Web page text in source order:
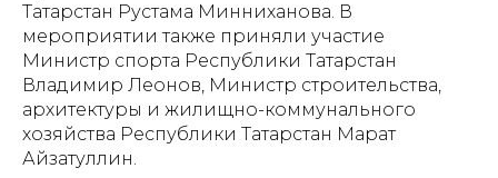
Татарстан Рустама Минниханова. В
мероприятии также приняли участие
Министр спорта Республики Татарстан
Владимир Леонов, Министр строительства,
архитектуры и жилищно-коммунального
хозяйства Республики Татарстан Марат
Айзатуллин.